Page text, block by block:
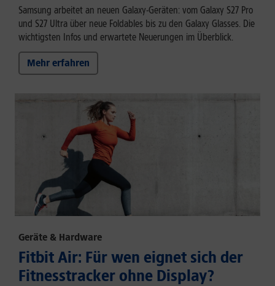
Samsung arbeitet an neuen Galaxy-Geräten: vom Galaxy S27 Pro
und S27 Ultra über neue Foldables bis zu den Galaxy Glasses. Die
wichtigsten Infos und erwartete Neuerungen im Überblick.
Mehr erfahren
Geräte & Hardware
Fitbit Air: Für wen eignet sich der
Fitnesstracker ohne Display?